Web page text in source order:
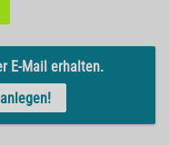
E-Mail erhalten.